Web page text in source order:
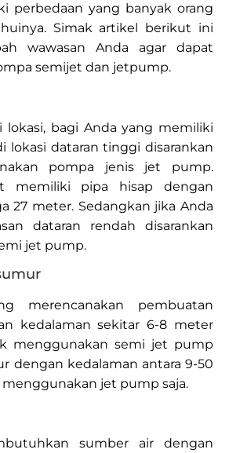
perbedaan yang banyak orang
Simak artikel berikut ini
wawasan Anda agar dapat
semijet dan jetpump.
lokasi, bagi Anda yang memiliki
lokasi dataran tinggi disarankan
pompa jenis jet pump.
memiliki pipa hisap dengan
27 meter. Sedangkan jika Anda
dataran rendah disarankan
jet pump.
merencanakan pembuatan
kedalaman sekitar 6-8 meter
menggunakan semi jet pump
dengan kedalaman antara 9-50
jet pump saja.
sumber air dengan